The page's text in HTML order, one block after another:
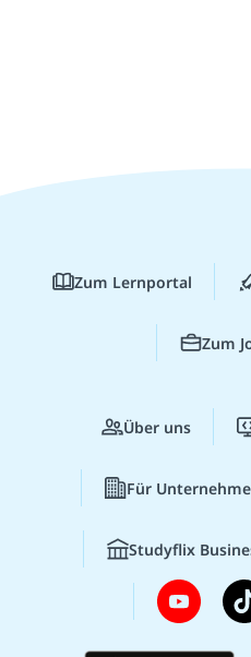
Zum Lernportal
Zum
Über uns
Für
Studyflix